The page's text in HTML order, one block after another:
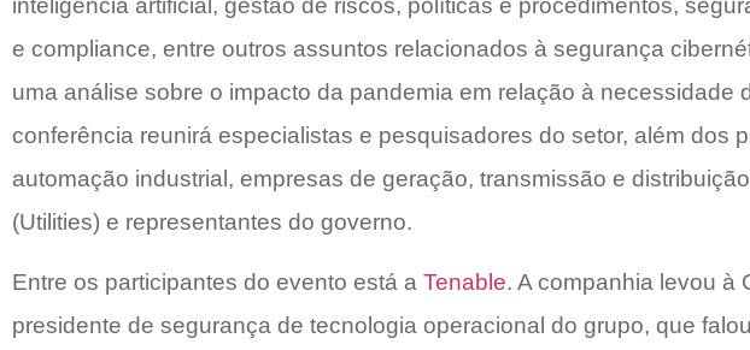
inteligência artificial, gestão de riscos, políticas e procedimentos,
e compliance, entre outros assuntos relacionados à segurança
uma análise sobre o impacto da pandemia em relação à necessidade
conferência reunirá especialistas e pesquisadores do setor, além dos
automação industrial, empresas de geração, transmissão e
(Utilities) e representantes do governo.
Entre os participantes do evento está a Tenable. A companhia levou à
presidente de segurança de tecnologia operacional do grupo, que